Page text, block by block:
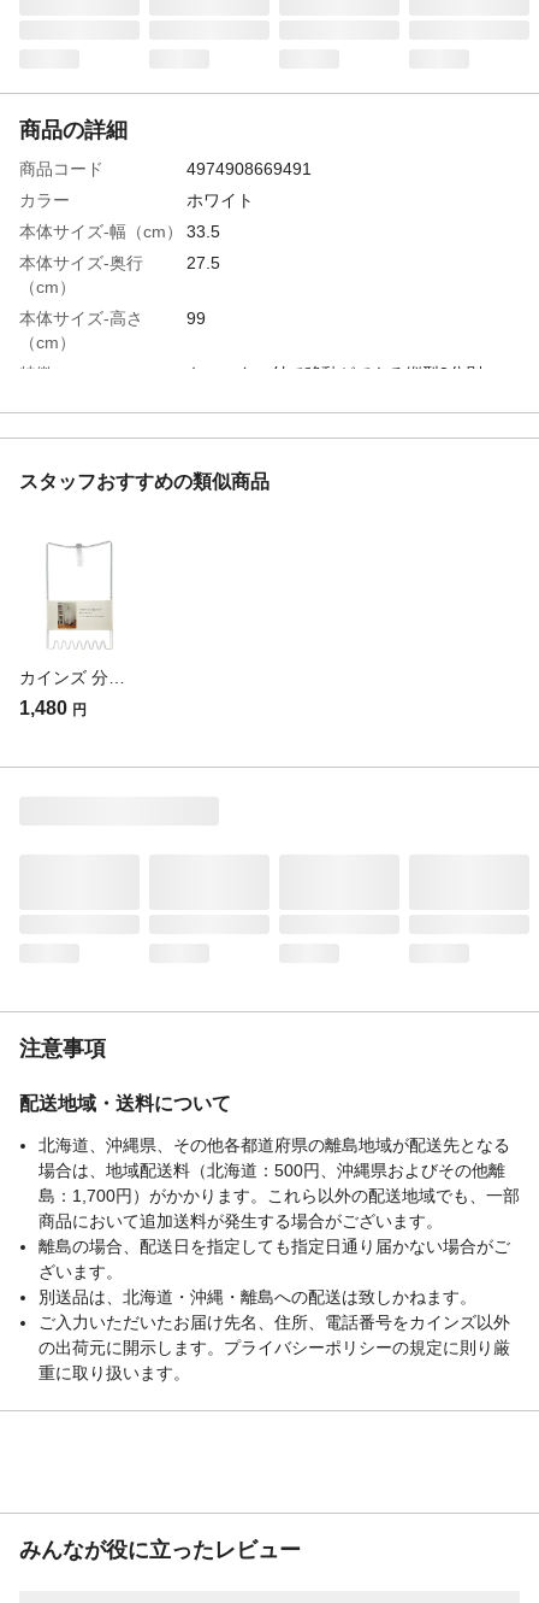
商品の詳細
商品コード
4974908669491
カラー
ホワイト
本体サイズ-幅（cm）
33.5
本体サイズ-奥行
（cm）
27.5
本体サイズ-高さ
（cm）
99
特徴
キャスター付で移動ができる縦型3分別
使用上の注意
火のそばに置かないでください
上・中段12.5L+下段18L
（℃）
スタッフおすすめの類似商品
1,480 円
注意事項
配送地域・送料について
北海道、沖縄県、その他各都道府県の離島地域が配送先となる
場合は、地域配送料（北海道：500円、沖縄県およびその他離
島：1,700円）がかかります。これら以外の配送地域でも、一部
商品において追加送料が発生する場合がございます。
離島の場合、配送日を指定しても指定日通り届かない場合がご
ざいます。
別送品は、北海道・沖縄・離島への配送は致しかねます。
ご入力いただいたお届け先名、住所、電話番号をカインズ以外
の出荷元に開示します。プライバシーポリシーの規定に則り厳
重に取り扱います。
みんなが役に立ったレビュー